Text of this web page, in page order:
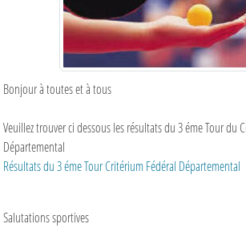
Bonjour à toutes et à tous
Veuillez trouver ci dessous les résultats du 3 éme Tour du
Départemental
Résultats du 3 éme Tour Critérium Fédéral Départemental
Salutations sportives